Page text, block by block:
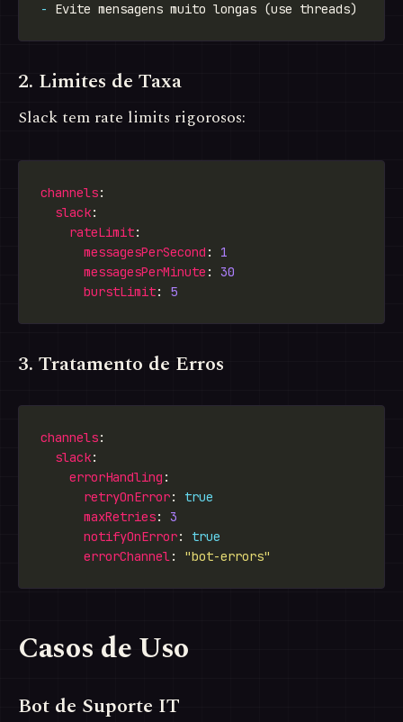
-
2. Limites de Taxa
Slack tem rate limits rigorosos:
channels
slack
rateLimit
messagesPerSecond : 1
messagesPerMinute : 30
burstLimit: 5
3. Tratamento de Erros
channels
slack
errorHandling
retryOnError: true
maxRetries: 3
notifyOnError: true
errorChannel: "bot-errors"
Casos de Uso
Bot de Suporte IT